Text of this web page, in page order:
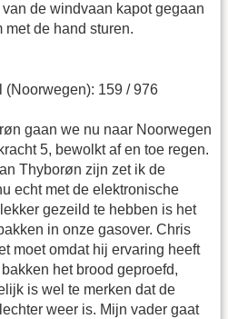
de windvaan kapot gegaan
met de hand sturen.
(Noorwegen): 159 / 976
gaan we nu naar Noorwegen
5, bewolkt af en toe regen.
Thyborøn zijn zet ik de
echt met de elektronische
gezeild te hebben is het
in onze gasover. Chris
moet omdat hij ervaring heeft
het brood geproefd,
is wel te merken dat de
weer is. Mijn vader gaat